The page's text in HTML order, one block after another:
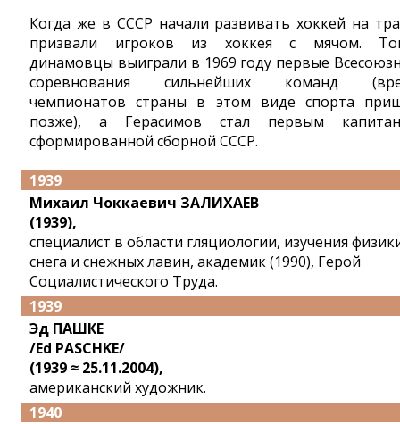
Когда же в СССР начали развивать хоккей на
призвали игроков из хоккея с мячом.
динамовцы выиграли в 1969 году первые
соревнования сильнейших команд
чемпионатов страны в этом виде спорта
позже), а Герасимов стал первым
сформированной сборной СССР.
1939
Михаил Чоккаевич ЗАЛИХАЕВ
(1939),
специалист в области гляциологии, изучения
снега и снежных лавин, академик (1990), Герой
Социалистического Труда.
1939
Эд ПАШКЕ
/Ed PASCHKE/
(1939 ≈ 25.11.2004),
американский художник.
1940